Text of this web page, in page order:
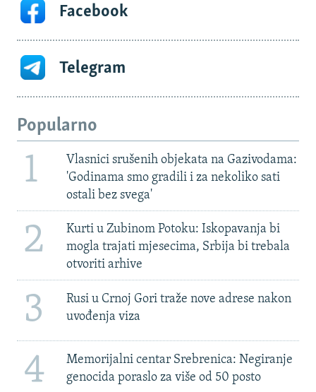
Facebook
Telegram
Popularno
1
Vlasnici srušenih objekata na Gazivodama:
'Godinama smo gradili i za nekoliko sati
ostali bez svega'
2
Kurti u Zubinom Potoku: Iskopavanja bi
mogla trajati mjesecima, Srbija bi trebala
otvoriti arhive
3
Rusi u Crnoj Gori traže nove adrese nakon
uvođenja viza
4
Memorijalni centar Srebrenica: Negiranje
genocida poraslo za više od 50 posto